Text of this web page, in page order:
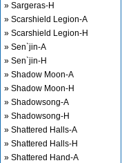
» Sargeras-H
» Scarshield Legion-A
» Scarshield Legion-H
» Sen`jin-A
» Sen`jin-H
» Shadow Moon-A
» Shadow Moon-H
» Shadowsong-A
» Shadowsong-H
» Shattered Halls-A
» Shattered Halls-H
» Shattered Hand-A